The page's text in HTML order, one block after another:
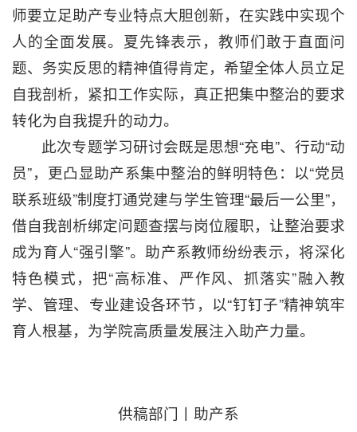
师要立足助产专业特点大胆创新，在实践中实现个
人的全面发展。夏先锋表示，教师们敢于直面问
题、务实反思的精神值得肯定，希望全体人员立足
自我剖析，紧扣工作实际，真正把集中整治的要求
转化为自我提升的动力。
此次专题学习研讨会既是思想“充电”、行动“动
员”，更凸显助产系集中整治的鲜明特色：以“党员
联系班级”制度打通党建与学生管理“最后一公里”，
借自我剖析绑定问题查摆与岗位履职，让整治要求
成为育人“强引擎”。助产系教师纷纷表示，将深化
特色模式，把“高标准、严作风、抓落实”融入教
学、管理、专业建设各环节，以“钉钉子”精神筑牢
育人根基，为学院高质量发展注入助产力量。
供稿部门 丨 助产系